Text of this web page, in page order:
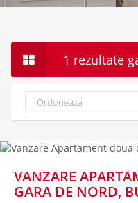
1 rezultate
Ordoneaza
dupa
VANZARE
GARA DE NORD,